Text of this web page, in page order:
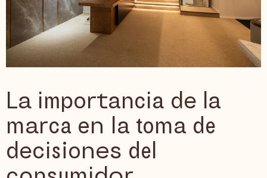
La importancia de la
marca en la toma de
decisiones del